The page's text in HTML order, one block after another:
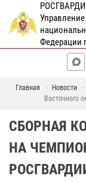
Федерации
Главная Новости
Восточного
СБОРНАЯ
НА